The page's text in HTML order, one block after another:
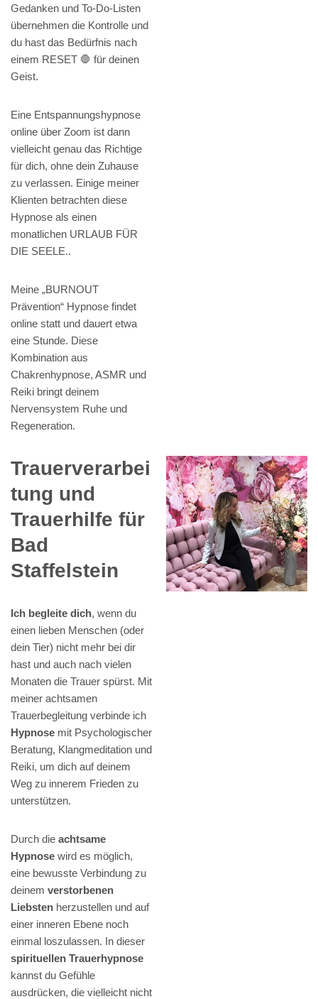
Gedanken und To-Do-Listen
übernehmen die Kontrolle und
du hast das Bedürfnis nach
einem RESET 🛑 für deinen
Geist.
Eine Entspannungshypnose
online über Zoom ist dann
vielleicht genau das Richtige
für dich, ohne dein Zuhause
zu verlassen. Einige meiner
Klienten betrachten diese
Hypnose als einen
monatlichen URLAUB FÜR
DIE SEELE..
Meine „BURNOUT
Prävention“ Hypnose findet
online statt und dauert etwa
eine Stunde. Diese
Kombination aus
Chakrenhypnose, ASMR und
Reiki bringt deinem
Nervensystem Ruhe und
Regeneration.
Trauerverarbei
tung und
Trauerhilfe für
Bad
Staffelstein
Ich begleite dich, wenn du
einen lieben Menschen (oder
dein Tier) nicht mehr bei dir
hast und auch nach vielen
Monaten die Trauer spürst. Mit
meiner achtsamen
Trauerbegleitung verbinde ich
Hypnose mit Psychologischer
Beratung, Klangmeditation und
Reiki, um dich auf deinem
Weg zu innerem Frieden zu
unterstützen.
Durch die achtsame
Hypnose wird es möglich,
eine bewusste Verbindung zu
deinem verstorbenen
Liebsten herzustellen und auf
einer inneren Ebene noch
einmal loszulassen. In dieser
spirituellen Trauerhypnose
kannst du Gefühle
ausdrücken, die vielleicht nicht